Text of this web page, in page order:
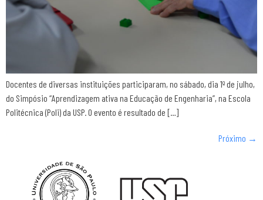
Docentes de diversas instituições participaram, no sábado, dia 1º de julho,
do Simpósio “Aprendizagem ativa na Educação de Engenharia”, na Escola
Politécnica (Poli) da USP. O evento é resultado de […]
Próximo →